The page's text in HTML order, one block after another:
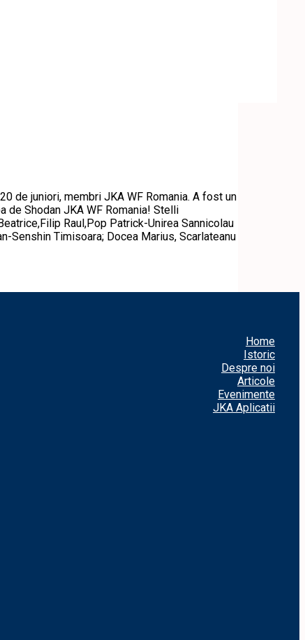
de juniori, membri JKA WF Romania. A fost un
de Shodan JKA WF Romania! Stelli
Raul,Pop Patrick-Unirea Sannicolau
Senshin Timisoara; Docea Marius, Scarlateanu
Home
Istoric
Despre noi
Articole
Evenimente
JKA Aplicatii